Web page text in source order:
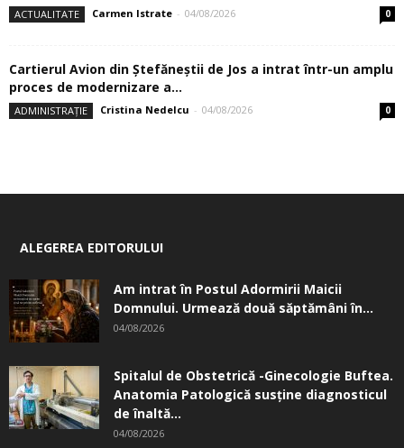
ACTUALITATE Carmen Istrate - 04/08/2026 0
Cartierul Avion din Ştefăneştii de Jos a intrat într-un amplu
proces de modernizare a...
ADMINISTRAȚIE Cristina Nedelcu - 04/08/2026 0
ALEGEREA EDITORULUI
Am intrat în Postul Adormirii Maicii
Domnului. Urmează două săptămâni în...
04/08/2026
Spitalul de Obstetrică -Ginecologie Buftea.
Anatomia Patologică susţine diagnosticul
de înaltă...
04/08/2026